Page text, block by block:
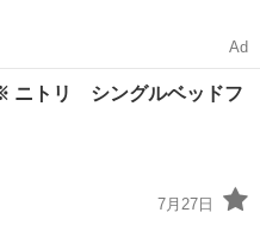
Ad
ニトリ シングルベッドフ
7月27日